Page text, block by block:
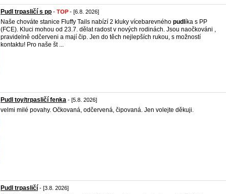
Pudl trpasličí s pp - TOP - [6.8. 2026]
Naše chováte stanice Fluffy Tails nabízí 2 kluky vícebarevného pudl íka s PP
(FCE). Kluci mohou od 23.7. dělat radost v nových rodinách. Jsou naočkováni ,
pravidelně odčerveni a mají čip. Jen do těch nejlepších rukou, s možností
kontaktu! Pro naše št ...
Pudl toy/trpasličí fenka - [5.8. 2026]
velmi milé povahy. Očkovaná, odčervená, čipovaná. Jen volejte děkuji.
Pudl trpasličí - [3.8. 2026]